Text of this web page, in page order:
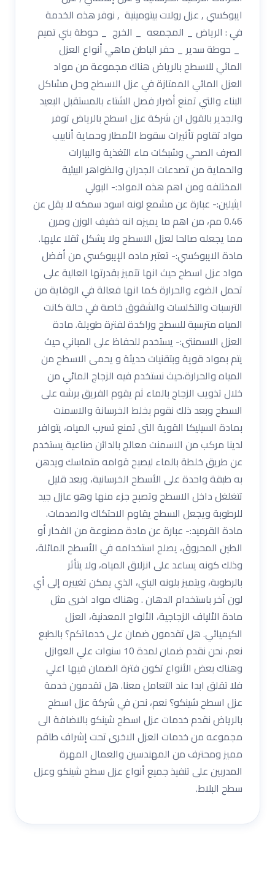
ايبوكسي , عزل رولات بيتومينية , نوفر هذه الخدمة
في : الرياض _ المجمعه _ الخرج _ حوطة بني تميم
_ حوطة سدير _ حفر الباطن ماهي أنواع العزل
المائي للاسطح بالرياض هناك مجموعة من مواد
العزل المائي الممتازة في عزل الاسطح وحل مشاكل
البناء والتي تمنع أضرار فصل الشتاء بالمستقبل البعيد
والجدير بالقول ان شركة عزل اسطح بالرياض توفر
مواد تقاوم تأثيرات سقوط الأمطار وحماية أنابيب
الصرف الصحي وشبكات ماء التغذية والبيارات
والحماية من تصدعات الجدران والظواهر البيئية
المختلفه ومن اهم هذه المواد:- البولي
ايثيلين:- عبارة عن مشمع لونه اسود سمكه لا يقل عن
0.46 مم، من اهم ما يميزه انه خفيف الوزن ومرن
مما يجعله صالحا لعزل الاسطح ولا يشكل ثقلا عليها.
مادة الايبوكسي:- تعتبر ماده الإيبوكسي من أفضل
مواد عزل اسطح حيث انها تتميز بقدرتها العالية على
تحمل الضوء والحرارة كما انها فعالة في الوقاية من
الترسبات والتكلسات والشقوق خاصة في حالة كانت
المياه مترسبة للسطح وراكدة لفترة طويلة. مادة
العزل الاسمنتى:- يستخدم للحفاظ على المباني حيث
يتم بمواد قوية وبتقنيات حديثة و يحمى الاسطح من
المياه والحرارة،حيث نستخدم فيه الزجاج المائي من
خلال تذويب الزجاج بالماء ثم يقوم الفريق برشه على
السطح وبعد ذلك نقوم بخلط الخرسانة والاسمنت
بمادة السيليكا القوية التى تمنع تسرب المياه، يتوافر
لدينا مركب من الاسمنت معالج بالدائن صناعية يستخدم
عن طريق خلطة بالماء ليصبح قوامه متماسك ويدهن
به طبقة واحدة على الأسطح الخرسانية، وبعد قليل
تتغلغل داخل الاسطح وتصبح جزء منها وهو عازل جيد
للرطوبة ويجعل السطح يقاوم الاحتكاك والصدمات.
مادة القرميد:- عبارة عن مادة مصنوعة من الفخار أو
الطين المحروق، يصلح استخدامه في الأسطح المائلة،
وذلك كونه يساعد على انزلاق المياه، ولا يتأثر
بالرطوبة، ويتميز بلونه البني، الذي يمكن تغييره إلى أي
لون آخر باستخدام الدهان . وهناك مواد اخرى مثل
مادة الألياف الزجاجية، الألواح المعدنية، العزل
الكيميائي. هل تقدمون ضمان على خدماتكم؟ بالطبع
نعم، نحن نقدم ضمان لمدة 10 سنوات علي العوازل
وهناك بعض الأنواع تكون فترة الضمان فيها اعلي
فلا تقلق ابدا عند التعامل معنا. هل تقدمون خدمة
عزل اسطح شينكو؟ نعم، نحن في شركة عزل اسطح
بالرياض نقدم خدمات عزل اسطح شينكو بالاضافة الى
مجموعه من خدمات العزل الاخرى تحت إشراف طاقم
مميز ومحترف من المهندسين والعمال المهرة
المدربين على تنفيذ جميع أنواع عزل سطح شينكو وعزل
سطح البلاط.